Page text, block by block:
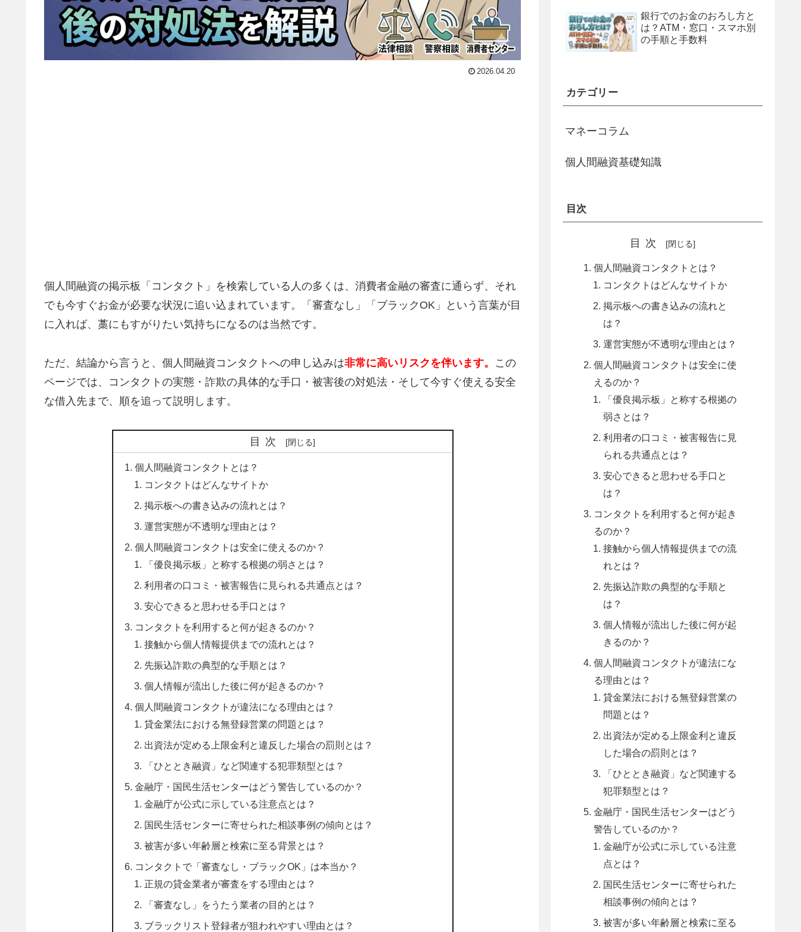
2026.04.20
個人間融資の掲示板「コンタクト」を検索している人の多くは、消費者金融の審査に通らず、それ
でも今すぐお金が必要な状況に追い込まれています。「審査なし」「ブラックOK」という言葉が目
に入れば、藁にもすがりたい気持ちになるのは当然です。
ただ、結論から言うと、個人間融資コンタクトへの申し込みは非常に高いリスクを伴います。 この
ページでは、コンタクトの実態・詐欺の具体的な手口・被害後の対処法・そして今すぐ使える安全
な借入先まで、順を追って説明します。
目次
個人間融資コンタクトとは？
コンタクトはどんなサイトか
掲示板への書き込みの流れとは？
運営実態が不透明な理由とは？
個人間融資コンタクトは安全に使えるのか？
「優良掲示板」と称する根拠の弱さとは？
利用者の口コミ・被害報告に見られる共通点とは？
安心できると思わせる手口とは？
コンタクトを利用すると何が起きるのか？
接触から個人情報提供までの流れとは？
先振込詐欺の典型的な手順とは？
個人情報が流出した後に何が起きるのか？
個人間融資コンタクトが違法になる理由とは？
貸金業法における無登録営業の問題とは？
出資法が定める上限金利と違反した場合の罰則とは？
「ひととき融資」など関連する犯罪類型とは？
金融庁・国民生活センターはどう警告しているのか？
金融庁が公式に示している注意点とは？
国民生活センターに寄せられた相談事例の傾向とは？
被害が多い年齢層と検索に至る背景とは？
コンタクトで「審査なし・ブラックOK」は本当か？
正規の貸金業者が審査をする理由とは？
「審査なし」をうたう業者の目的とは？
ブラックリスト登録者が狙われやすい理由とは？
銀行でのお金のおろし方と
は？ATM・窓口・スマホ別
の手順と手数料
カテゴリー
マネーコラム
個人間融資基礎知識
目次
目次
個人間融資コンタクトとは？
コンタクトはどんなサイトか
掲示板への書き込みの流れと
は？
運営実態が不透明な理由とは？
個人間融資コンタクトは安全に使
えるのか？
「優良掲示板」と称する根拠の
弱さとは？
利用者の口コミ・被害報告に見
られる共通点とは？
安心できると思わせる手口と
は？
コンタクトを利用すると何が起き
るのか？
接触から個人情報提供までの流
れとは？
先振込詐欺の典型的な手順と
は？
個人情報が流出した後に何が起
きるのか？
個人間融資コンタクトが違法にな
る理由とは？
貸金業法における無登録営業の
問題とは？
出資法が定める上限金利と違反
した場合の罰則とは？
「ひととき融資」など関連する
犯罪類型とは？
金融庁・国民生活センターはどう
警告しているのか？
金融庁が公式に示している注意
点とは？
国民生活センターに寄せられた
相談事例の傾向とは？
被害が多い年齢層と検索に至る